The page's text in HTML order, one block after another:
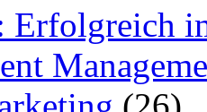
Erfolgreich